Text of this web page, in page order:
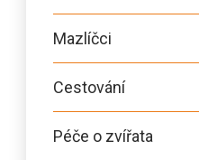
Mazlíčci
Cestování
Péče o zvířata